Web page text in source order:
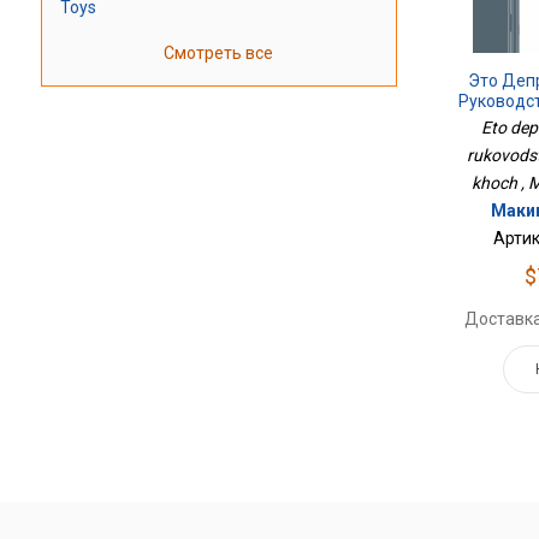
Toys
Смотреть все
Это
Eto
khoch ,